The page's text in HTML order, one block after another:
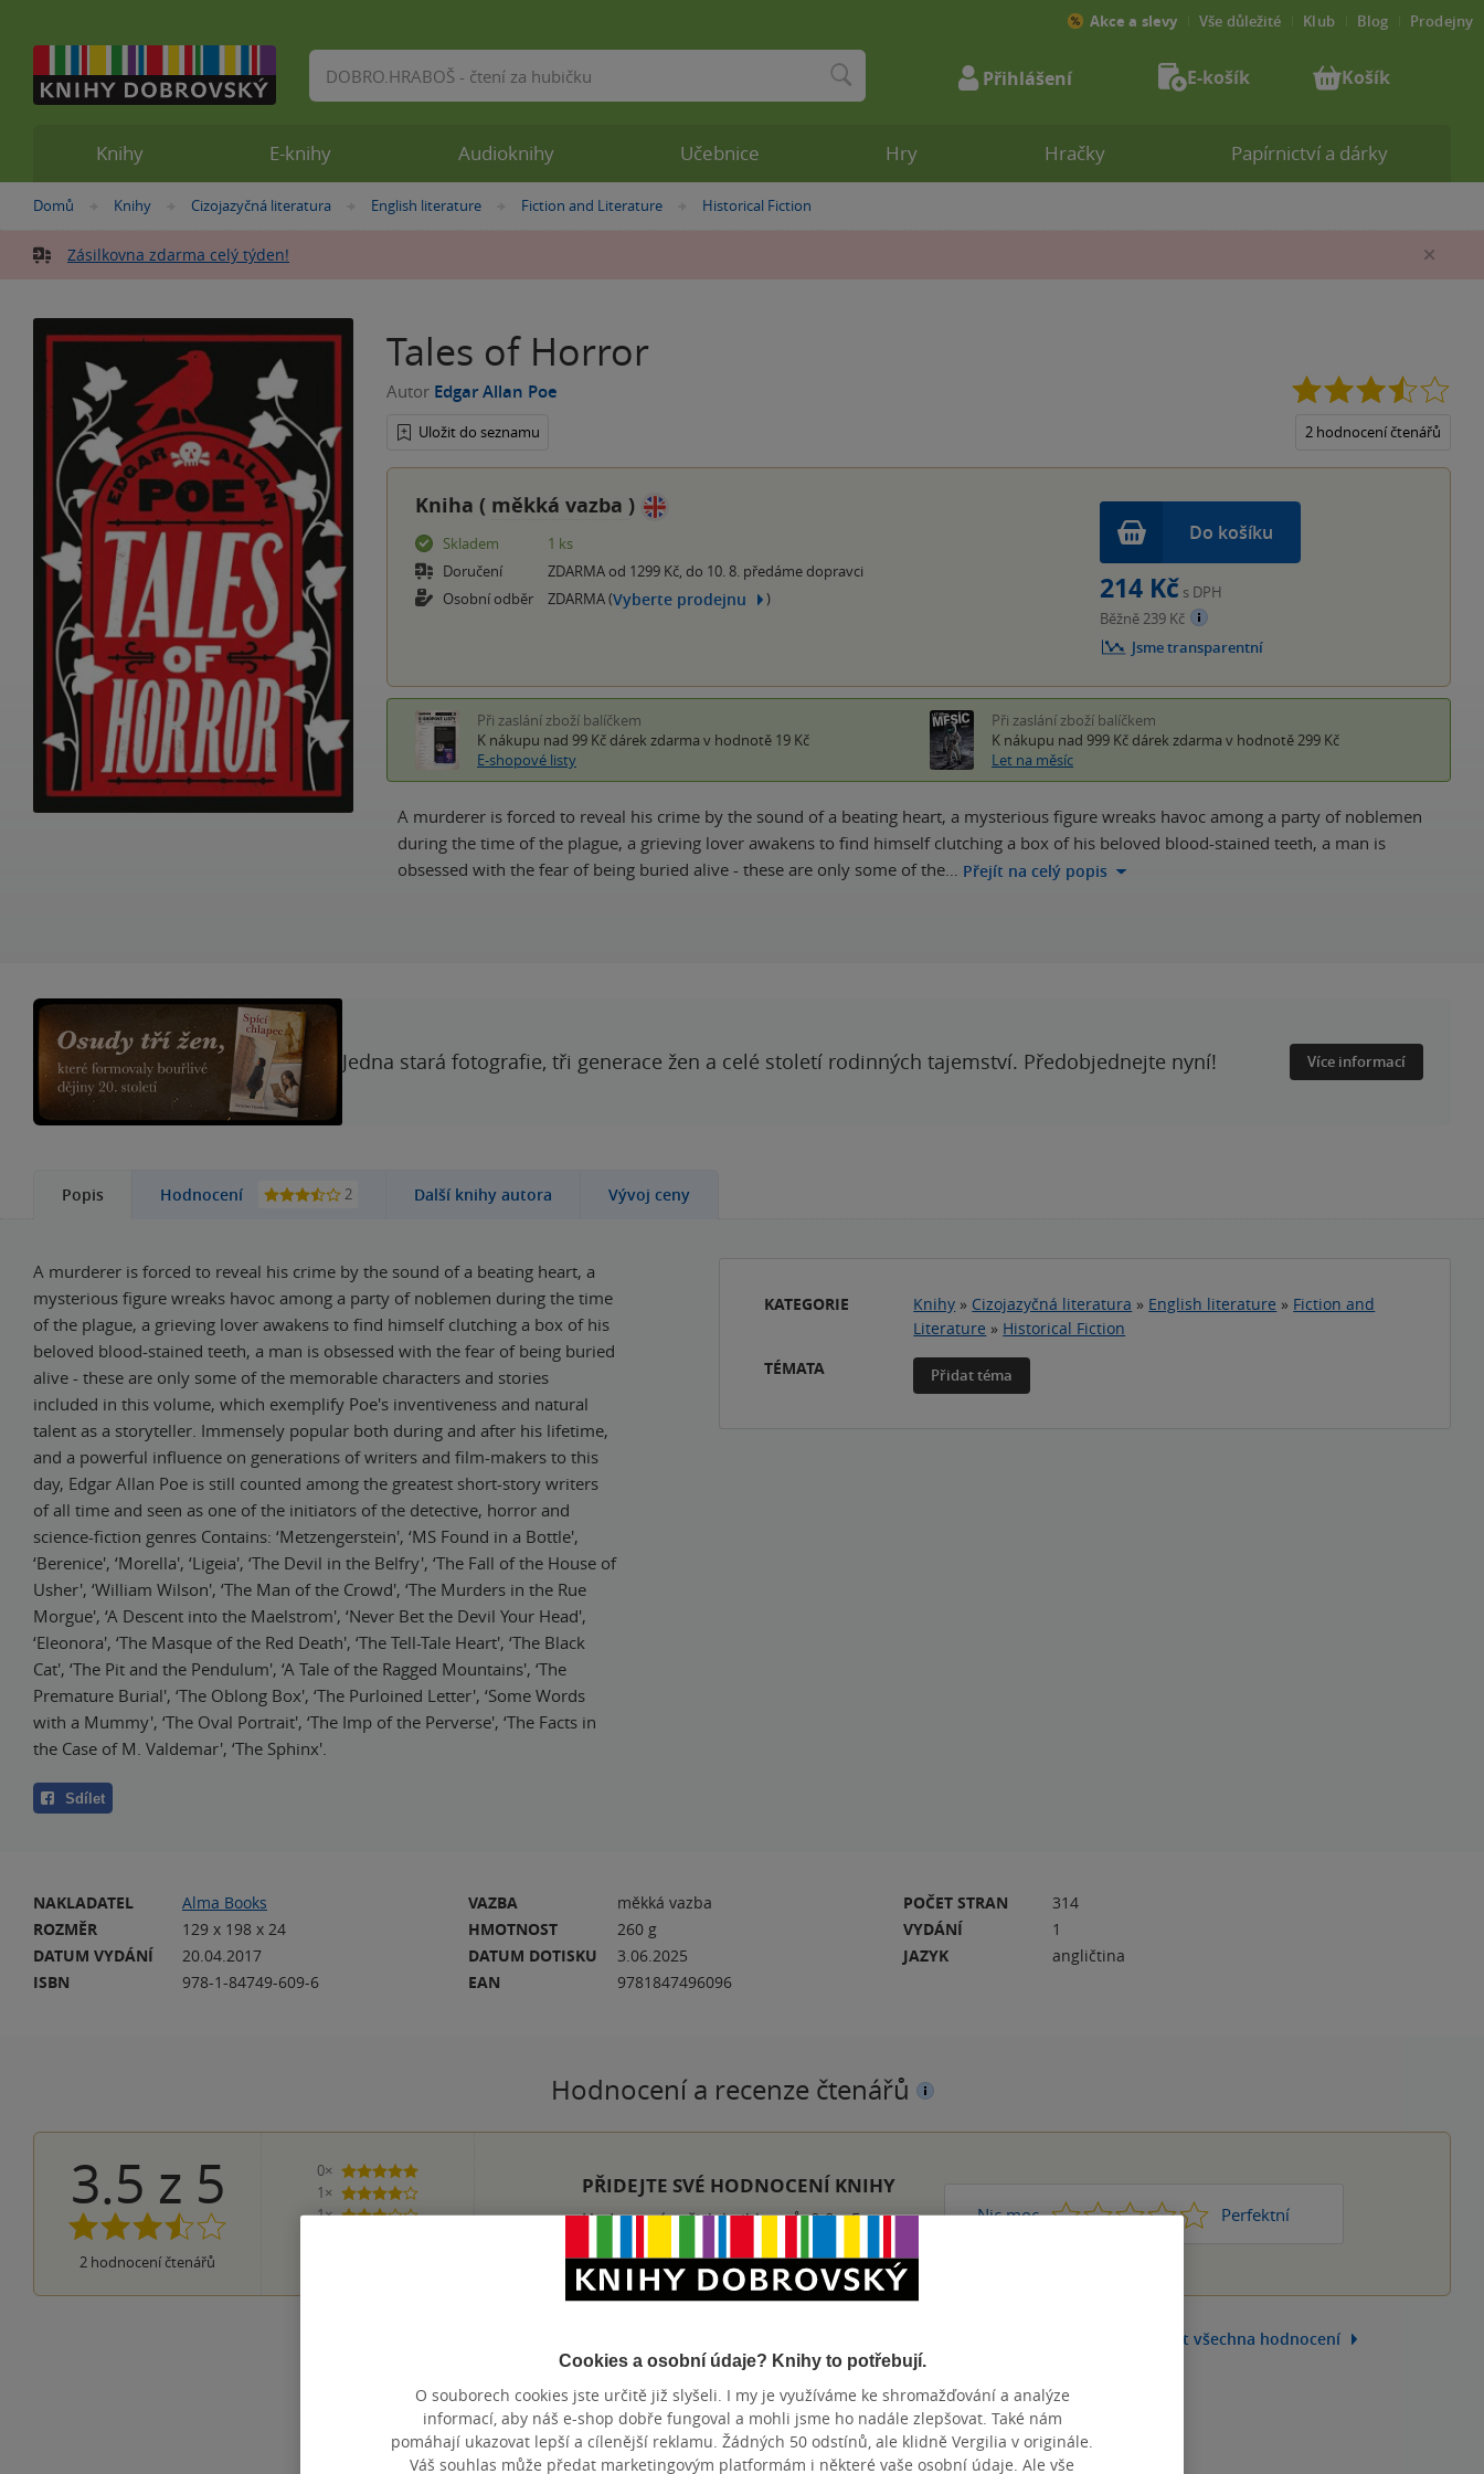
Nacházíte
zde:
Domů »
Knihy »
Cizojazyčná literatura »
English literature »Fiction and Literature »Historical Fiction
Zásilkovna zdarma celý týden!
Tales of Horror
Autor Edgar Allan Poe
Uložit do seznamu 2 hodnocení čtenářů
Kniha ( měkká vazba )
Skladem
1 ks
Doručení
ZDARMA od 1299 Kč, do 10. 8. předáme dopravci
Osobní odběr
ZDARMA (Vyberte prodejnu )
Do košíku
214 Kč s DPH
Běžně 239 Kč
Jsme transparentní
Při zaslání zboží balíčkem
K nákupu nad 99 Kč dárek zdarma v hodnotě 19 Kč
E-shopové listy
Při zaslání zboží balíčkem
K nákupu nad 999 Kč dárek zdarma v hodnotě 299 Kč
Let na měsíc
A murderer is forced to reveal his crime by the sound of a beating heart, a mysterious figure wreaks havoc among a party of noblemen
during the time of the plague, a grieving lover awakens to find himself clutching a box of his beloved blood-stained teeth, a man is
obsessed with the fear of being buried alive - these are only some of the… Přejít na celý popis
Jedna stará fotografie, tři generace žen a celé století rodinných tajemství. Předobjednejte nyní! Více informací
Popis Hodnocení 2 Další knihy autora Vývoj ceny
A murderer is forced to reveal his crime by the sound of a beating heart, a
mysterious figure wreaks havoc among a party of noblemen during the time
of the plague, a grieving lover awakens to find himself clutching a box of his
beloved blood-stained teeth, a man is obsessed with the fear of being buried
alive - these are only some of the memorable characters and stories
included in this volume, which exemplify Poe's inventiveness and natural
talent as a storyteller. Immensely popular both during and after his lifetime,
and a powerful influence on generations of writers and film-makers to this
day, Edgar Allan Poe is still counted among the greatest short-story writers
of all time and seen as one of the initiators of the detective, horror and
science-fiction genres Contains: ‘Metzengerstein', ‘MS Found in a Bottle',
‘Berenice', ‘Morella', ‘Ligeia', ‘The Devil in the Belfry', ‘The Fall of the House of
Usher', ‘William Wilson', ‘The Man of the Crowd', ‘The Murders in the Rue
Morgue', ‘A Descent into the Maelstrom', ‘Never Bet the Devil Your Head',
‘Eleonora', ‘The Masque of the Red Death', ‘The Tell-Tale Heart', ‘The Black
Cat', ‘The Pit and the Pendulum', ‘A Tale of the Ragged Mountains', ‘The
Premature Burial', ‘The Oblong Box', ‘The Purloined Letter', ‘Some Words
with a Mummy', ‘The Oval Portrait', ‘The Imp of the Perverse', ‘The Facts in
the Case of M. Valdemar', ‘The Sphinx'.
Sdílet
KATEGORIE Knihy » Cizojazyčná literatura » English literature » Fiction and
Literature » Historical Fiction
TÉMATA
Přidat téma
NAKLADATEL
Alma Books
ROZMĚR
129 x 198 x 24
DATUM VYDÁNÍ
20.04.2017
ISBN
978-1-84749-609-6
VAZBA
měkká vazba
HMOTNOST
260 g
DATUM DOTISKU
3.06.2025
EAN
9781847496096
POČET STRAN
314
VYDÁNÍ
1
JAZYK
angličtina
Hodnocení a recenze čtenářů
3.5 z 5
2 hodnocení čtenářů
0×
5 hvězdiček
1×
4 hvězdičky
1×
3 hvězdičky
PŘIDEJTE SVÉ HODNOCENÍ KNIHY
Hodnocení našich knihkupců: 0.0 z 5 Nic moc 1 2 3 4 Perfektní
5
Zobrazit všechna hodnocení
Přidat hodnocení
Knihy E-knihy Audioknihy Učebnice Hry Hračky Papírnictví a dárky
Akce a slevy Vše důležité Klub Blog Prodejny
Vyhledávání Přihlášení E-košík Košík
Cookies a osobní údaje? Knihy to potřebují.
O souborech cookies jste určitě již slyšeli. I my je využíváme ke shromažďování a analýze
informací, aby náš e-shop dobře fungoval a mohli jsme ho nadále zlepšovat. Také nám
pomáhají ukazovat lepší a cílenější reklamu. Žádných 50 odstínů, ale klidně Vergilia v originále.
Váš souhlas může předat marketingovým platformám i některé vaše osobní údaje. Ale vše